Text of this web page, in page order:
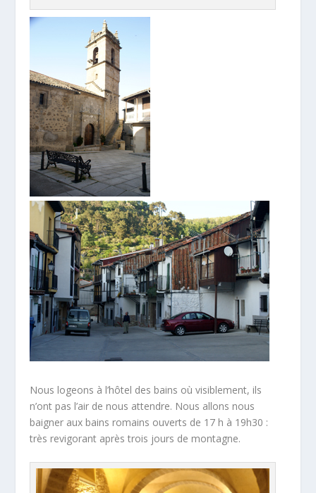
Nous logeons à l’hôtel des bains où visiblement, ils
n’ont pas l’air de nous attendre. Nous allons nous
baigner aux bains romains ouverts de 17 h à 19h30 :
très revigorant après trois jours de montagne.